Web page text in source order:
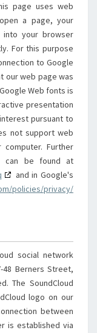
page uses web
a page, your
your browser
For this purpose
to Google
our web page was
Web fonts is
presentation
pursuant to
not support web
Further
can be found at
and in Google's
policies/privacy/
social network
48 Berners Street,
The SoundCloud
logo on our
between
is established via